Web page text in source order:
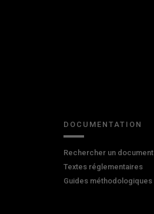
DOCUMENTATION
Rechercher un document
Textes réglementaires
Guides méthodologiques